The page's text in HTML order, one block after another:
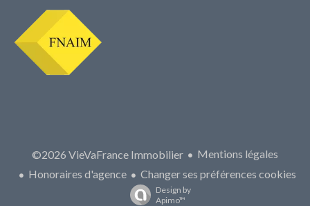
©2026 VieVaFrance Immobilier
Mentions légales
Honoraires d'agence
Changer ses préférences cookies
Design by
Apimo™